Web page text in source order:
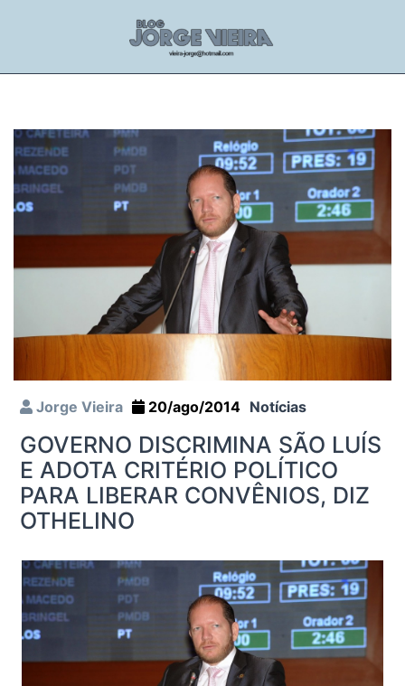
Jorge Vieira 20/ago/2014 Notícias
GOVERNO DISCRIMINA SÃO LUÍS
E ADOTA CRITÉRIO POLÍTICO
PARA LIBERAR CONVÊNIOS, DIZ
OTHELINO